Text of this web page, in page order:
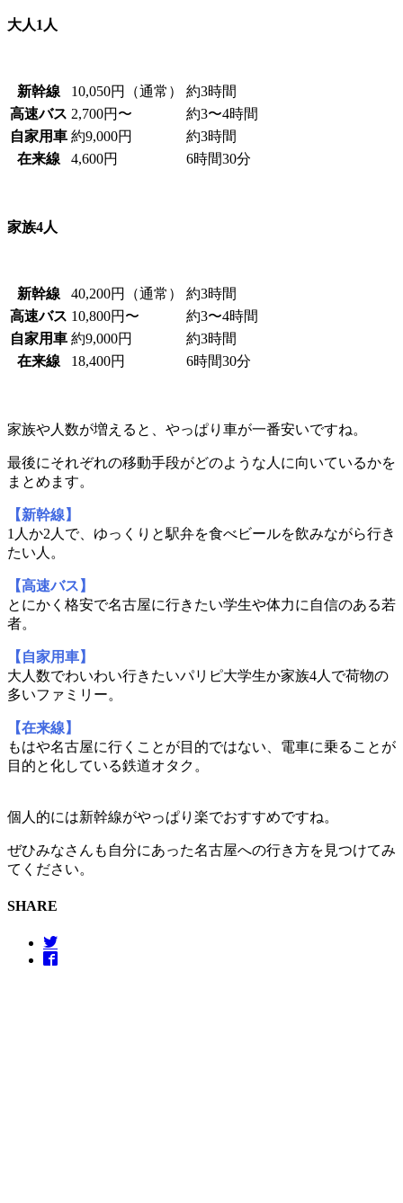
大人1人
新幹線 10,050円（通常）
約3時間
高速バス 2,700円〜
約3〜4時間
自家用車 約9,000円
約3時間
在来線
4,600円 6時間30分
家族4人
新幹線 40,200円（通常）
約3時間
高速バス 10,800円〜
約3〜4時間
自家用車 約9,000円
約3時間
在来線
18,400円 6時間30分
家族や人数が増えると、やっぱり車が一番安いですね。
最後にそれぞれの移動手段がどのような人に向いているかを
まとめます。
【新幹線】
1人か2人で、ゆっくりと駅弁を食べビールを飲みながら行き
たい人。
【高速バス】
とにかく格安で名古屋に行きたい学生や体力に自信のある若
者。
【自家用車】
大人数でわいわい行きたいパリピ大学生か家族4人で荷物の
多いファミリー。
【在来線】
もはや名古屋に行くことが目的ではない、電車に乗ることが
目的と化している鉄道オタク。
個人的には新幹線がやっぱり楽でおすすめですね。
ぜひみなさんも自分にあった名古屋への行き方を見つけてみ
てください。
SHARE